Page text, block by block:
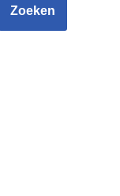
Zoeken